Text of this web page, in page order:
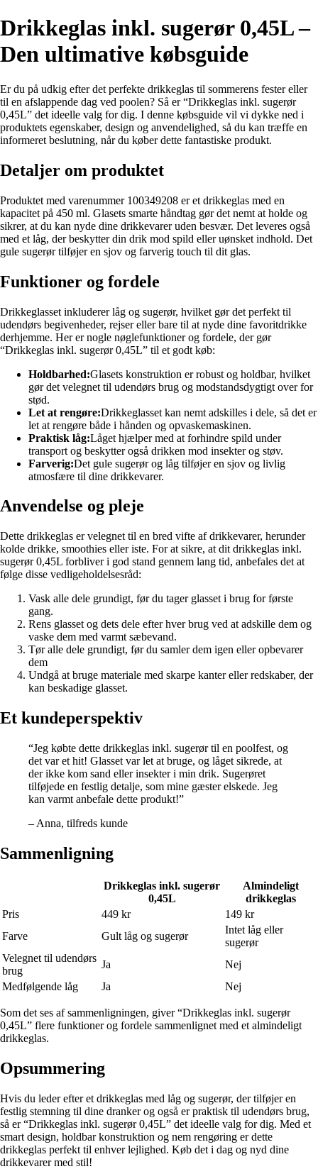
Drikkeglas inkl. sugerør 0,45L –
Den ultimative købsguide
Er du på udkig efter det perfekte drikkeglas til sommerens fester eller
til en afslappende dag ved poolen? Så er “Drikkeglas inkl. sugerør
0,45L” det ideelle valg for dig. I denne købsguide vil vi dykke ned i
produktets egenskaber, design og anvendelighed, så du kan træffe en
informeret beslutning, når du køber dette fantastiske produkt.
Detaljer om produktet
Produktet med varenummer 100349208 er et drikkeglas med en
kapacitet på 450 ml. Glasets smarte håndtag gør det nemt at holde og
sikrer, at du kan nyde dine drikkevarer uden besvær. Det leveres også
med et låg, der beskytter din drik mod spild eller uønsket indhold. Det
gule sugerør tilføjer en sjov og farverig touch til dit glas.
Funktioner og fordele
Drikkeglasset inkluderer låg og sugerør, hvilket gør det perfekt til
udendørs begivenheder, rejser eller bare til at nyde dine favoritdrikke
derhjemme. Her er nogle nøglefunktioner og fordele, der gør
“Drikkeglas inkl. sugerør 0,45L” til et godt køb:
Holdbarhed:Glasets konstruktion er robust og holdbar, hvilket
gør det velegnet til udendørs brug og modstandsdygtigt over for
stød.
Let at rengøre:Drikkeglasset kan nemt adskilles i dele, så det er
let at rengøre både i hånden og opvaskemaskinen.
Praktisk låg:Låget hjælper med at forhindre spild under
transport og beskytter også drikken mod insekter og støv.
Farverig:Det gule sugerør og låg tilføjer en sjov og livlig
atmosfære til dine drikkevarer.
Anvendelse og pleje
Dette drikkeglas er velegnet til en bred vifte af drikkevarer, herunder
kolde drikke, smoothies eller iste. For at sikre, at dit drikkeglas inkl.
sugerør 0,45L forbliver i god stand gennem lang tid, anbefales det at
følge disse vedligeholdelsesråd:
Vask alle dele grundigt, før du tager glasset i brug for første
gang.
Rens glasset og dets dele efter hver brug ved at adskille dem og
vaske dem med varmt sæbevand.
Tør alle dele grundigt, før du samler dem igen eller opbevarer
dem
Undgå at bruge materiale med skarpe kanter eller redskaber, der
kan beskadige glasset.
Et kundeperspektiv
“Jeg købte dette drikkeglas inkl. sugerør til en poolfest, og
det var et hit! Glasset var let at bruge, og låget sikrede, at
der ikke kom sand eller insekter i min drik. Sugerøret
tilføjede en festlig detalje, som mine gæster elskede. Jeg
kan varmt anbefale dette produkt!”
– Anna, tilfreds kunde
Sammenligning
Drikkeglas inkl. sugerør
0,45L
Almindeligt
drikkeglas
Pris
449 kr
149 kr
Farve
Gult låg og sugerør
Intet låg eller
sugerør
Velegnet til udendørs
brug
Ja
Nej
Medfølgende låg
Ja Nej
Som det ses af sammenligningen, giver “Drikkeglas inkl. sugerør
0,45L” flere funktioner og fordele sammenlignet med et almindeligt
drikkeglas.
Opsummering
Hvis du leder efter et drikkeglas med låg og sugerør, der tilføjer en
festlig stemning til dine dranker og også er praktisk til udendørs brug,
så er “Drikkeglas inkl. sugerør 0,45L” det ideelle valg for dig. Med et
smart design, holdbar konstruktion og nem rengøring er dette
drikkeglas perfekt til enhver lejlighed. Køb det i dag og nyd dine
drikkevarer med stil!